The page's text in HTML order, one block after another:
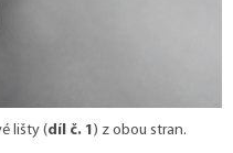
lišty (díl č. 1) z obou stran.